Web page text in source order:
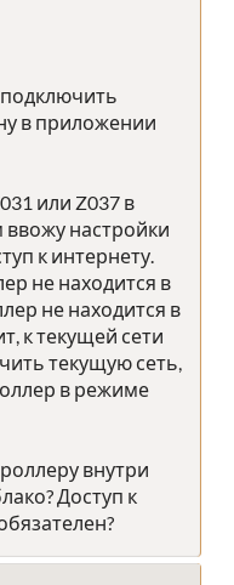
в приложении
или Z037 в
ввожу настройки
к интернету.
не находится в
не находится в
к текущей сети
текущую сеть,
в режиме
внутри
Доступ к